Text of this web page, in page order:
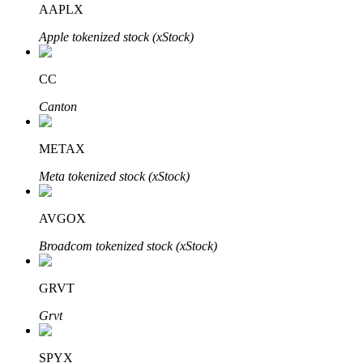
Bloqueios de BTR
Investimentos exclusivos para titulares de BTR
Empréstimos
AAPLX
Apple tokenized stock (xStock)
CC
Canton
METAX
Meta tokenized stock (xStock)
AVGOX
Broadcom tokenized stock (xStock)
GRVT
Grvt
SPYX